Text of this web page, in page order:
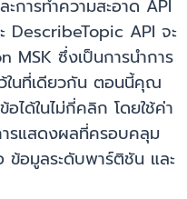
การทำความสะอาด API
DescribeTopic API จะ
MSK ซึ่งเป็นการนำการ
ในที่เดียวกัน ตอนนี้คุณ
ได้ในไม่กี่คลิก โดยใช้ค่า
รแสดงผลที่ครอบคลุม
ข้อมูลระดับพาร์ติชัน และ